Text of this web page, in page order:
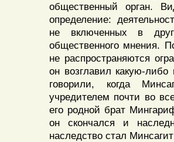
общественный орган.
определение:
не включенных в
общественного мнения.
не распространяются
он возглавил какую-
говорили, когда
учредителем почти во
его родной брат
он скончался и
наследство стал